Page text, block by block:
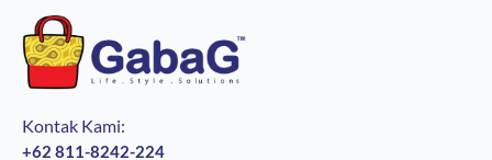
Kontak Kami:
+62 811-8242-224